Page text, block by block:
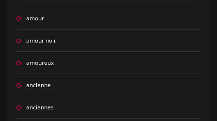
amour
amour noir
amoureux
ancienne
anciennes